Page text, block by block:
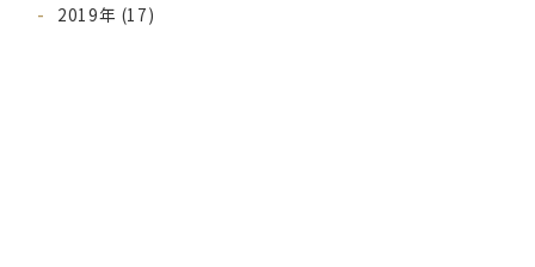
2019年 (17)